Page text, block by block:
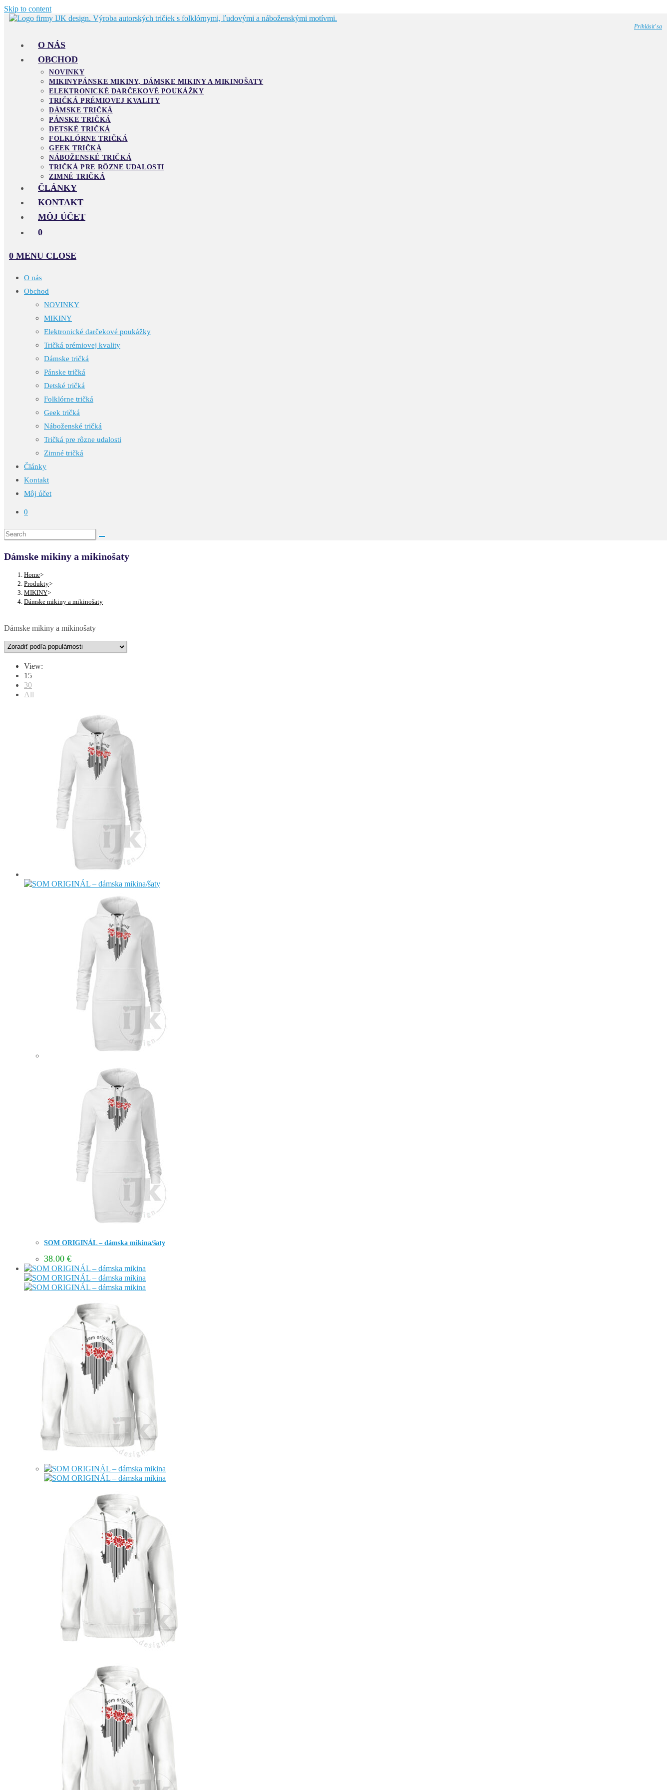
Skip to content
Prihlásiť sa
O NÁS
OBCHOD
NOVINKY
MIKINYPÁNSKE MIKINY, DÁMSKE MIKINY A MIKINOŠATY
ELEKTRONICKÉ DARČEKOVÉ POUKÁŽKY
TRIČKÁ PRÉMIOVEJ KVALITY
DÁMSKE TRIČKÁ
PÁNSKE TRIČKÁ
DETSKÉ TRIČKÁ
FOLKLÓRNE TRIČKÁ
GEEK TRIČKÁ
NÁBOŽENSKÉ TRIČKÁ
TRIČKÁ PRE RÔZNE UDALOSTI
ZIMNÉ TRIČKÁ
ČLÁNKY
KONTAKT
MÔJ ÚČET
0
0 MENU CLOSE
O nás
Obchod
NOVINKY
MIKINY
Elektronické darčekové poukážky
Tričká prémiovej kvality
Dámske tričká
Pánske tričká
Detské tričká
Folklórne tričká
Geek tričká
Náboženské tričká
Tričká pre rôzne udalosti
Zimné tričká
Články
Kontakt
Môj účet
0
Dámske mikiny a mikinošaty
Home>
Produkty>
MIKINY>
Dámske mikiny a mikinošaty
Dámske mikiny a mikinošaty
View:
15
30
All
SOM ORIGINÁL – dámska mikina/šaty
38.00 €